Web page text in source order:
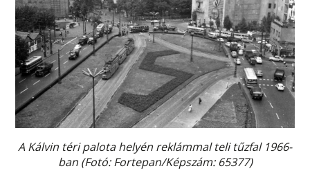
A Kálvin téri palota helyén reklámmal teli tűzfal 1966-
ban (Fotó: Fortepan/Képszám: 65377)